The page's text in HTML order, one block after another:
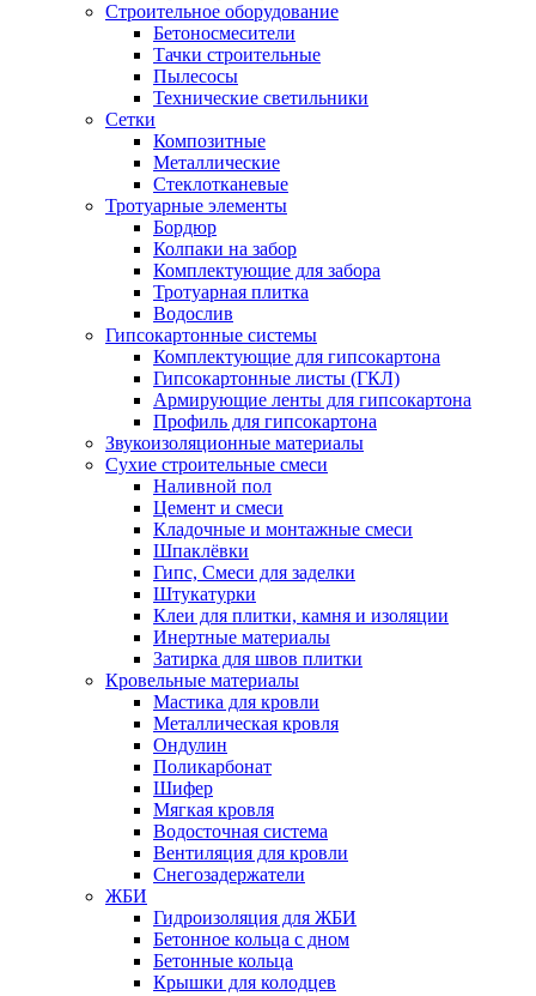
Строительное оборудование
Бетоносмесители
Тачки строительные
Пылесосы
Технические светильники
Сетки
Композитные
Металлические
Стеклотканевые
Тротуарные элементы
Бордюр
Колпаки на забор
Комплектующие для забора
Тротуарная плитка
Водослив
Гипсокартонные системы
Комплектующие для гипсокартона
Гипсокартонные листы (ГКЛ)
Армирующие ленты для гипсокартона
Профиль для гипсокартона
Звукоизоляционные материалы
Сухие строительные смеси
Наливной пол
Цемент и смеси
Кладочные и монтажные смеси
Шпаклёвки
Гипс, Смеси для заделки
Штукатурки
Клеи для плитки, камня и изоляции
Инертные материалы
Затирка для швов плитки
Кровельные материалы
Мастика для кровли
Металлическая кровля
Ондулин
Поликарбонат
Шифер
Мягкая кровля
Водосточная система
Вентиляция для кровли
Снегозадержатели
ЖБИ
Гидроизоляция для ЖБИ
Бетонное кольца с дном
Бетонные кольца
Крышки для колодцев